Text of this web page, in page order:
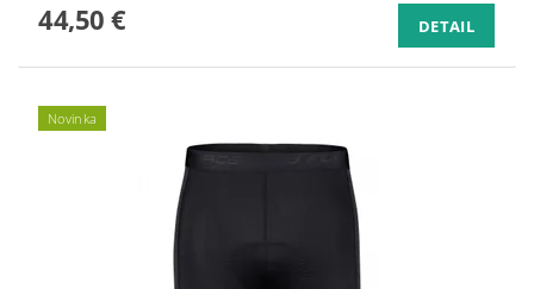
44,50 € DETAIL
Novinka